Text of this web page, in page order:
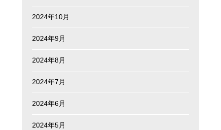
2024年10月
2024年9月
2024年8月
2024年7月
2024年6月
2024年5月